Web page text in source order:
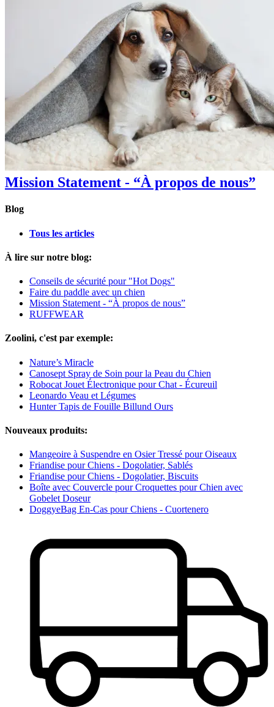
Mission Statement - “À propos de nous”
Blog
Tous les articles
À lire sur notre blog:
Conseils de sécurité pour "Hot Dogs"
Faire du paddle avec un chien
Mission Statement - “À propos de nous”
RUFFWEAR
Zoolini, c'est par exemple:
Nature’s Miracle
Canosept Spray de Soin pour la Peau du Chien
Robocat Jouet Électronique pour Chat - Écureuil
Leonardo Veau et Légumes
Hunter Tapis de Fouille Billund Ours
Nouveaux produits:
Mangeoire à Suspendre en Osier Tressé pour Oiseaux
Friandise pour Chiens - Dogolatier, Sablés
Friandise pour Chiens - Dogolatier, Biscuits
Boîte avec Couvercle pour Croquettes pour Chien avec
Gobelet Doseur
DoggyeBag En-Cas pour Chiens - Cuortenero